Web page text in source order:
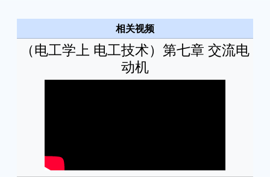
相关视频
（电工学上 电工技术）第七章 交流电
动机